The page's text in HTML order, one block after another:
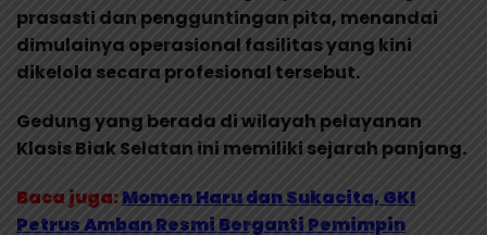
prasasti dan pengguntingan pita, menandai
dimulainya operasional fasilitas yang kini
dikelola secara profesional tersebut.
Gedung yang berada di wilayah pelayanan
Klasis Biak Selatan ini memiliki sejarah panjang.
Baca juga:Momen Haru dan Sukacita, GKI
Petrus Amban Resmi Berganti Pemimpin